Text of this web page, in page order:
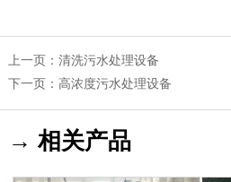
上一页： 清洗污水处理设备
下一页： 高浓度污水处理设备
→ 相关产品